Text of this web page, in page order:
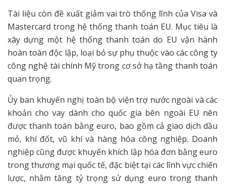
Tài liệu còn đề xuất giảm vai trò thống lĩnh của Visa và
Mastercard trong hệ thống thanh toán EU. Mục tiêu là
xây dựng một hệ thống thanh toán do EU vận hành
hoàn toàn độc lập, loại bỏ sự phụ thuộc vào các công ty
công nghệ tài chính Mỹ trong cơ sở hạ tầng thanh toán
quan trọng.
Ủy ban khuyến nghị toàn bộ viện trợ nước ngoài và các
khoản cho vay dành cho quốc gia bên ngoài EU nên
được thanh toán bằng euro, bao gồm cả giao dịch dầu
mỏ, khí đốt, vũ khí và hàng hóa công nghiệp. Doanh
nghiệp cũng được khuyến khích lập hóa đơn bằng euro
trong thương mại quốc tế, đặc biệt tại các lĩnh vực chiến
lược, nhằm tăng tỷ trọng sử dụng euro trong thanh